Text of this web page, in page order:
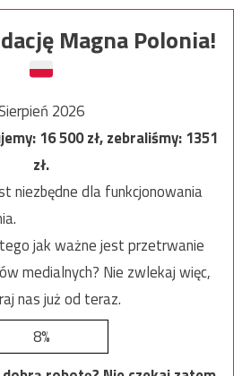
Magna Polonia!
2026
16 500zł, zebraliśmy:1351
zł.
niezbędne dla funkcjonowania
jak ważne jest przetrwanie
medialnych? Nie zwlekaj więc,
nas już od teraz.
8%